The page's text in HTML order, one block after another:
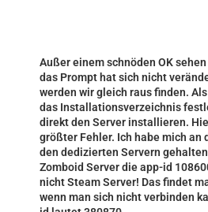
Außer einem schnöden OK
das Prompt hat sich nicht
werden wir gleich raus finden.
das Installationsverzeichnis
direkt den Server installieren.
größter Fehler. Ich habe mich an
den dedizierten Servern
Zomboid Server die app-id
nicht Steam Server! Das findet
wenn man sich nicht verbinden